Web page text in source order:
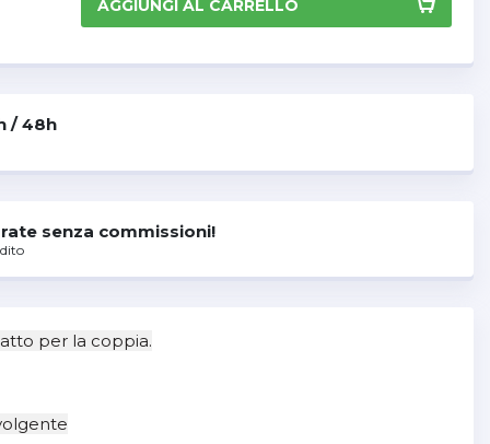
AGGIUNGI AL CARRELLO
/ 48h
senza commissioni!
per la coppia.